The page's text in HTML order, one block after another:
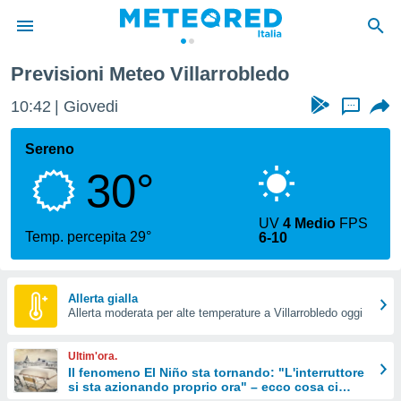
di
per
le
di
Web
le
Previsioni Meteo Villarrobledo
10:42 Giovedi ...
Sereno
30°
Temp. percepita 29°
UV4 Medio FPS
6-10
Allerta gialla
Allerta moderata per alte temperature a Villarrobledo oggi
Ultim'ora.
Il fenomeno El Niño sta tornando: "L'interruttore
si sta azionando proprio ora" – ecco cosa ci